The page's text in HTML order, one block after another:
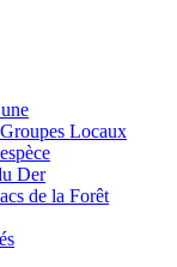
Locaux
Der
de la Forêt